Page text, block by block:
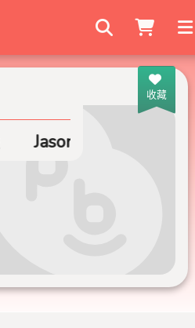
搜尋商家
收藏
Jason Burger 傑森漢